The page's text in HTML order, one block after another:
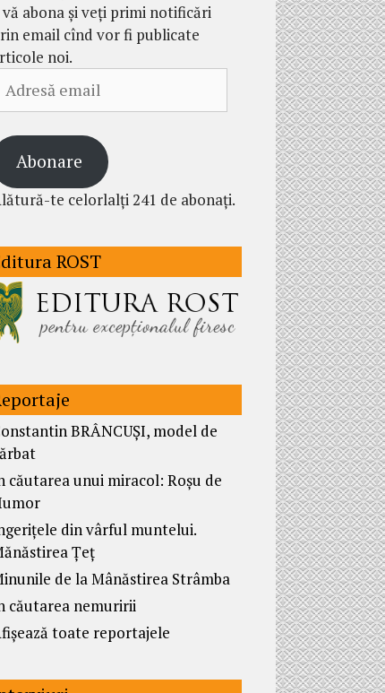
vă abona și veți primi notificări
email cînd vor fi publicate
noi.
email
Abonare
te celorlalți 241 de abonați.
ROST
BRÂNCUȘI, model de
căutarea unui miracol: Roșu de
din vârful muntelui.
Țeț
de la Mânăstirea Strâmba
căutarea nemuririi
toate reportajele